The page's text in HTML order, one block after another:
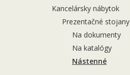
Kancelársky nábytok
Prezentačné stojany
Na dokumenty
Na katalógy
Nástenné